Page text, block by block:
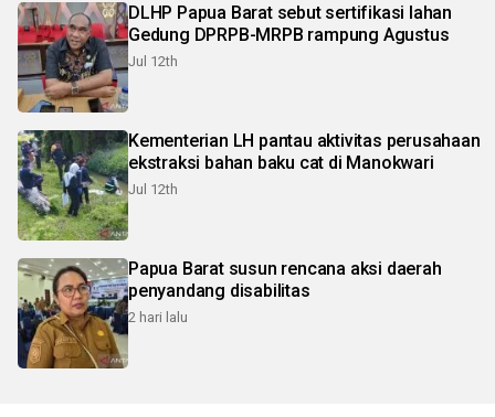
DLHP Papua Barat sebut sertifikasi lahan
Gedung DPRPB-MRPB rampung Agustus
Jul 12th
Kementerian LH pantau aktivitas perusahaan
ekstraksi bahan baku cat di Manokwari
Jul 12th
Papua Barat susun rencana aksi daerah
penyandang disabilitas
2 hari lalu